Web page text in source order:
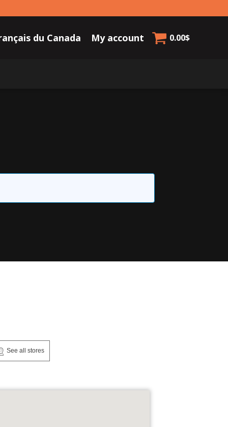
du Canada My account 0.00$
See all stores